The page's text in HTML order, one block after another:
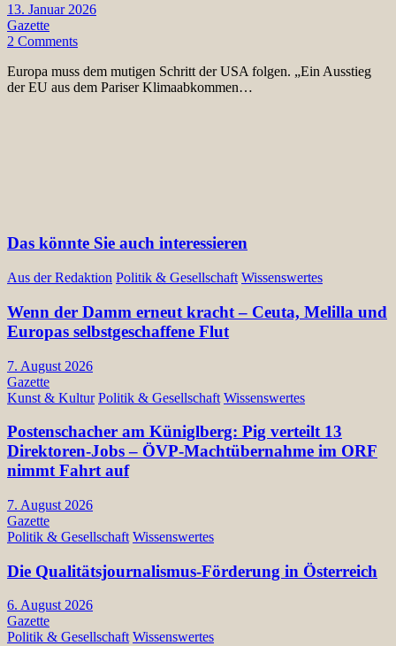
13. Januar 2026
Gazette
2 Comments
Europa muss dem mutigen Schritt der USA folgen. „Ein Ausstieg
der EU aus dem Pariser Klimaabkommen…
Das könnte Sie auch interessieren
Aus der Redaktion Politik & Gesellschaft Wissenswertes
Wenn der Damm erneut kracht – Ceuta, Melilla und
Europas selbstgeschaffene Flut
7. August 2026
Gazette
Kunst & Kultur Politik & Gesellschaft Wissenswertes
Postenschacher am Küniglberg: Pig verteilt 13
Direktoren-Jobs – ÖVP-Machtübernahme im ORF
nimmt Fahrt auf
7. August 2026
Gazette
Politik & Gesellschaft Wissenswertes
Die Qualitätsjournalismus-Förderung in Österreich
6. August 2026
Gazette
Politik & Gesellschaft Wissenswertes